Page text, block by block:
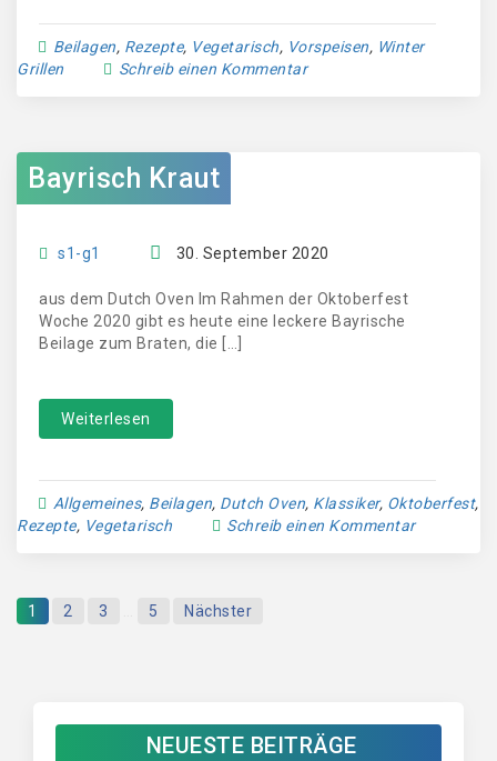
Beilagen, Rezepte, Vegetarisch, Vorspeisen, Winter
Grillen
Schreib einen Kommentar
Bayrisch Kraut
s1-g1 30. September 2020
aus dem Dutch Oven Im Rahmen der Oktoberfest
Woche 2020 gibt es heute eine leckere Bayrische
Beilage zum Braten, die […]
Weiterlesen
Allgemeines, Beilagen, Dutch Oven, Klassiker, Oktoberfest,
Rezepte, Vegetarisch Schreib einen Kommentar
1 2 3 5 Nächster
NEUESTE BEITRÄGE